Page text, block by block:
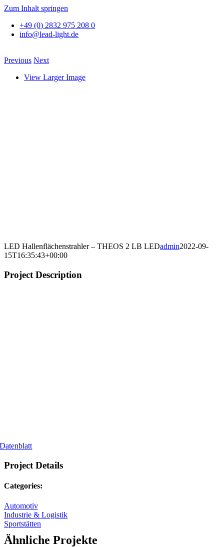
Zum Inhalt springen
+49 (0) 2832 975 208 0
info@lead-light.de
Previous Next
View Larger Image
LED Hallenflächenstrahler – THEOS 2 LB LEDadmin2022-09-
15T16:35:43+00:00
Project Description
Datenblatt
Project Details
Categories:
Automotiv
Industrie & Logistik
Sportstätten
Ähnliche Projekte